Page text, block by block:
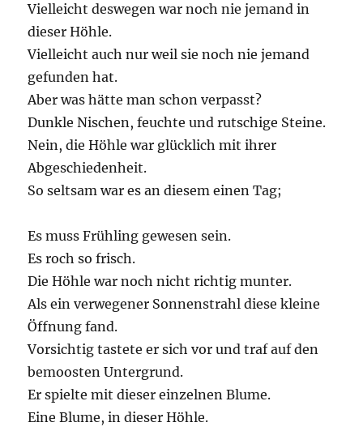
Vielleicht deswegen war noch nie jemand in
dieser Höhle.
Vielleicht auch nur weil sie noch nie jemand
gefunden hat.
Aber was hätte man schon verpasst?
Dunkle Nischen, feuchte und rutschige Steine.
Nein, die Höhle war glücklich mit ihrer
Abgeschiedenheit.
So seltsam war es an diesem einen Tag;
Es muss Frühling gewesen sein.
Es roch so frisch.
Die Höhle war noch nicht richtig munter.
Als ein verwegener Sonnenstrahl diese kleine
Öffnung fand.
Vorsichtig tastete er sich vor und traf auf den
bemoosten Untergrund.
Er spielte mit dieser einzelnen Blume.
Eine Blume, in dieser Höhle.